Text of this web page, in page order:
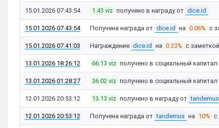
15.01.2026 07:43:54 1.43 viz получено в награду от dice.id
15.01.2026 07:43:54 Получена награда от dice.id на 0.06% с
15.01.2026 07:41:03 Награждение dice.id на 0.33% с
13.01.2026 18:26:12 66.13 viz получено в социальный
13.01.2026 01:28:27 36.02 viz получено в социальный
12.01.2026 20:53:12 13.13 viz получено в награду от tandemus
12.01.2026 20:53:12 Получена награда от tandemus на 10% с